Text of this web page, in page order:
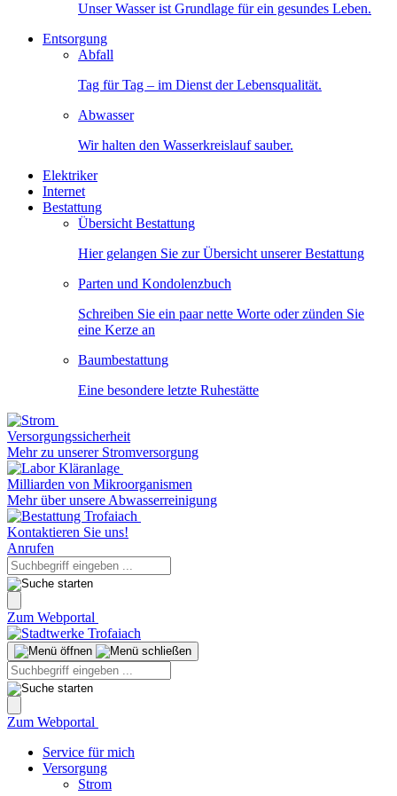
Unser Wasser ist Grundlage für ein gesundes Leben.
Entsorgung
Abfall
Tag für Tag – im Dienst der Lebensqualität.
Abwasser
Wir halten den Wasserkreislauf sauber.
Elektriker
Internet
Bestattung
Übersicht Bestattung
Hier gelangen Sie zur Übersicht unserer Bestattung
Parten und Kondolenzbuch
Schreiben Sie ein paar nette Worte oder zünden Sie
eine Kerze an
Baumbestattung
Eine besondere letzte Ruhestätte
Versorgungssicherheit
Mehr zu unserer Stromversorgung
Milliarden von Mikroorganismen
Mehr über unsere Abwasserreinigung
Kontaktieren Sie uns!
Anrufen
Zum Webportal
Zum Webportal
Service für mich
Versorgung
Strom